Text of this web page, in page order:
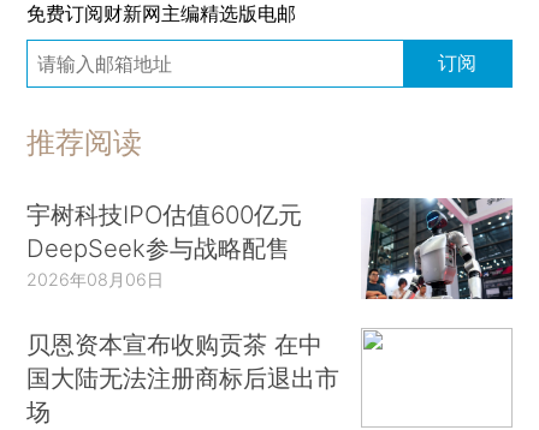
免费订阅财新网主编精选版电邮
订阅
推荐阅读
宇树科技IPO估值600亿元
DeepSeek参与战略配售
2026年08月06日
贝恩资本宣布收购贡茶 在中
国大陆无法注册商标后退出市
场